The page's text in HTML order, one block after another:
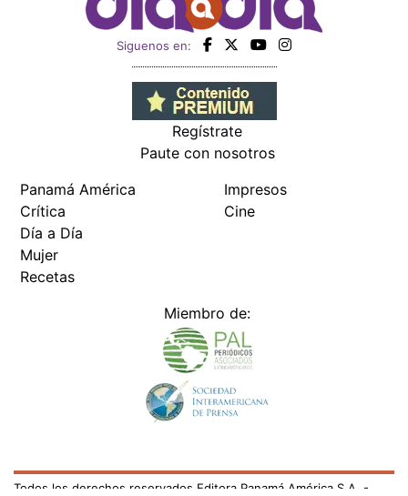
Siguenos en:
Regístrate
Paute con nosotros
Panamá América
Crítica
Día a Día
Mujer
Recetas
Impresos
Cine
Miembro de:
Todos los derechos reservados Editora Panamá América S.A. -